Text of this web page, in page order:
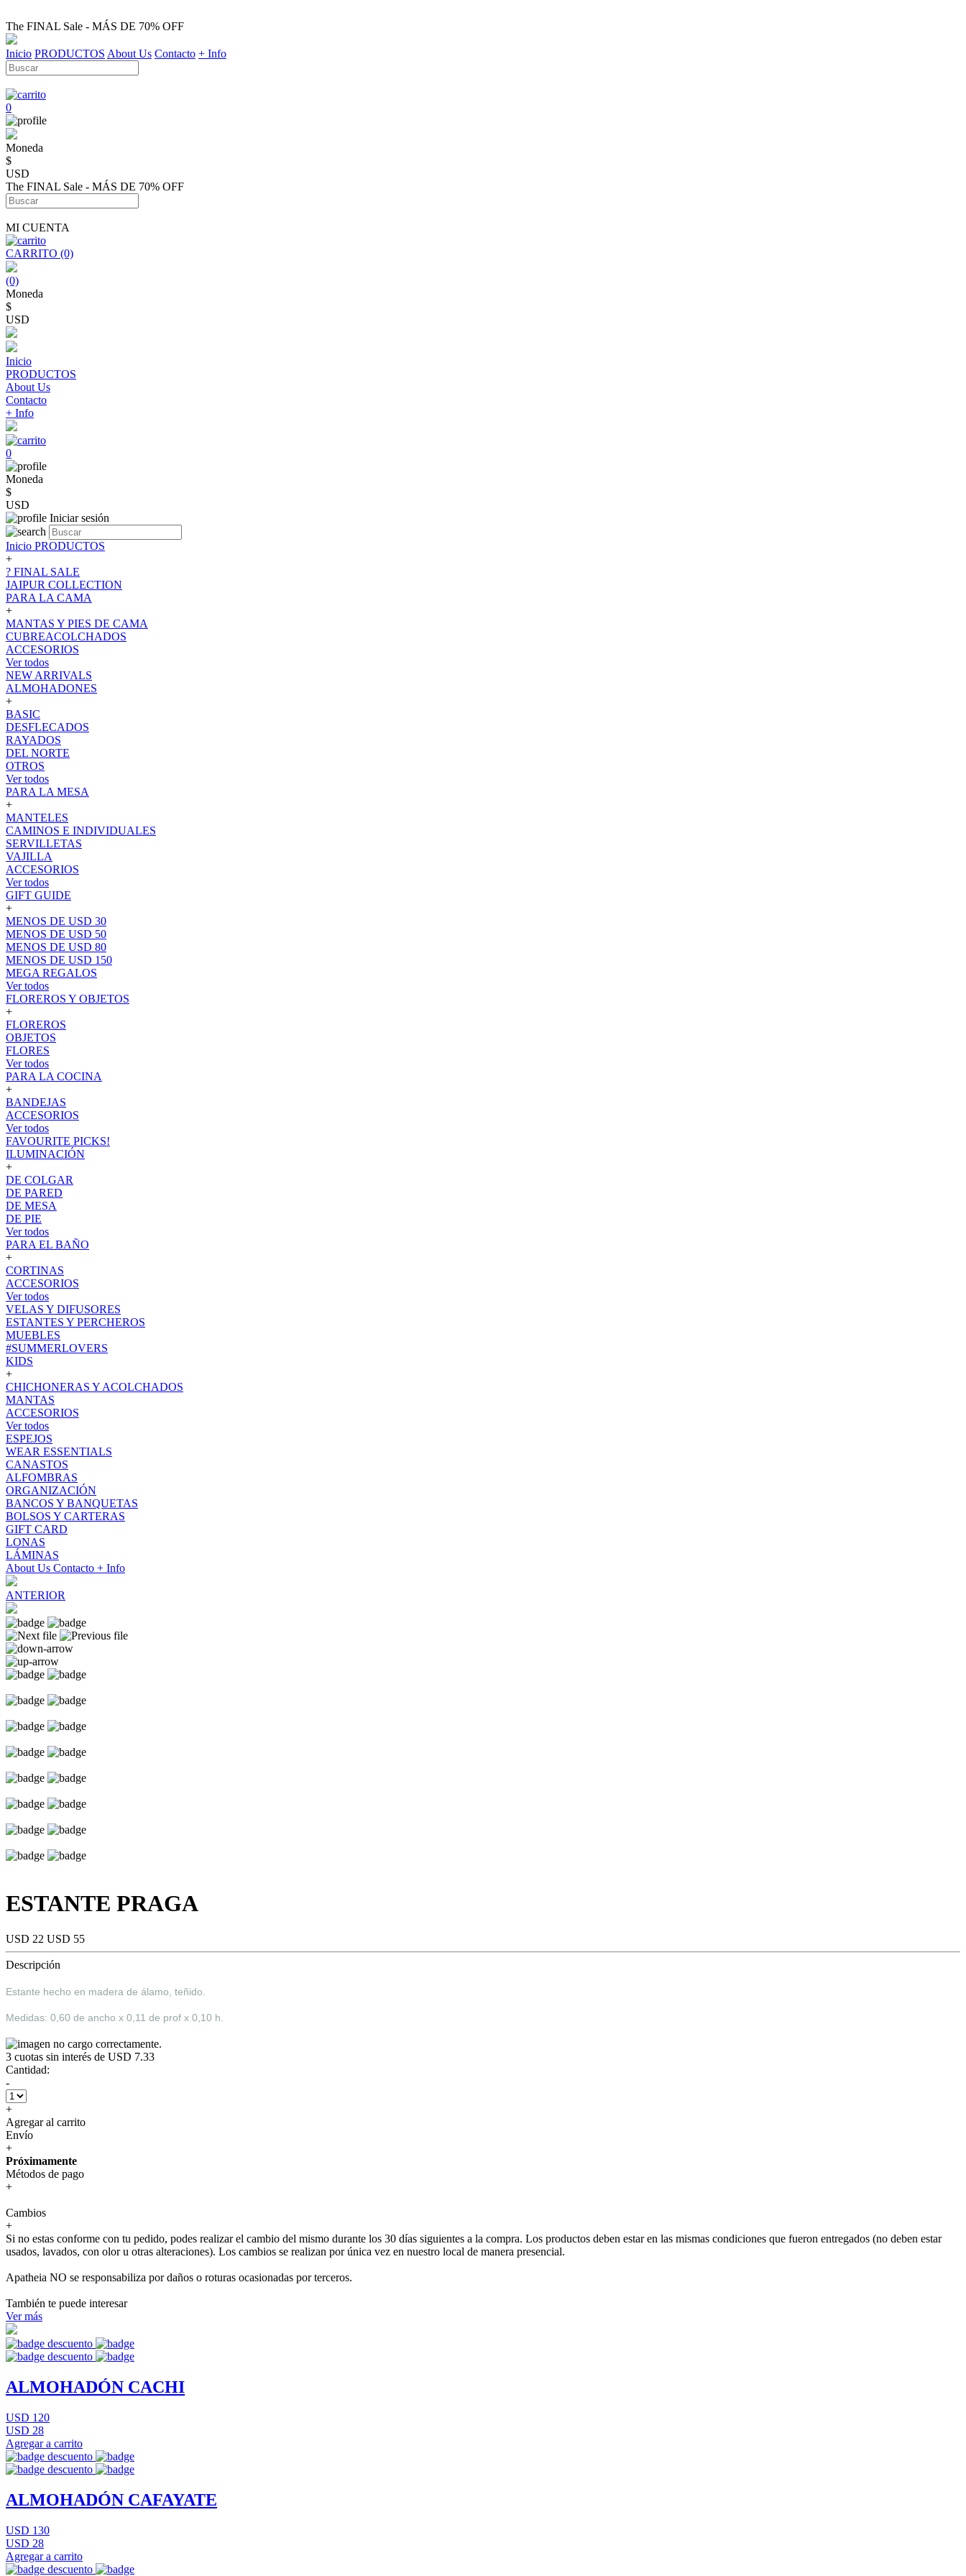
The FINAL Sale - MÁS DE 70% OFF
Inicio PRODUCTOS About Us Contacto + Info
0
Moneda
$
USD
The FINAL Sale - MÁS DE 70% OFF
MI CUENTA
CARRITO (0)
(0)
Moneda
$
USD
Inicio
PRODUCTOS
About Us
Contacto
+ Info
0
Moneda
$
USD
Iniciar sesión
Inicio PRODUCTOS
+
? FINAL SALE
JAIPUR COLLECTION
PARA LA CAMA
+
MANTAS Y PIES DE CAMA
CUBREACOLCHADOS
ACCESORIOS
Ver todos
NEW ARRIVALS
ALMOHADONES
+
BASIC
DESFLECADOS
RAYADOS
DEL NORTE
OTROS
Ver todos
PARA LA MESA
+
MANTELES
CAMINOS E INDIVIDUALES
SERVILLETAS
VAJILLA
ACCESORIOS
Ver todos
GIFT GUIDE
+
MENOS DE USD 30
MENOS DE USD 50
MENOS DE USD 80
MENOS DE USD 150
MEGA REGALOS
Ver todos
FLOREROS Y OBJETOS
+
FLOREROS
OBJETOS
FLORES
Ver todos
PARA LA COCINA
+
BANDEJAS
ACCESORIOS
Ver todos
FAVOURITE PICKS!
ILUMINACIÓN
+
DE COLGAR
DE PARED
DE MESA
DE PIE
Ver todos
PARA EL BAÑO
+
CORTINAS
ACCESORIOS
Ver todos
VELAS Y DIFUSORES
ESTANTES Y PERCHEROS
MUEBLES
#SUMMERLOVERS
KIDS
+
CHICHONERAS Y ACOLCHADOS
MANTAS
ACCESORIOS
Ver todos
ESPEJOS
WEAR ESSENTIALS
CANASTOS
ALFOMBRAS
ORGANIZACIÓN
BANCOS Y BANQUETAS
BOLSOS Y CARTERAS
GIFT CARD
LONAS
LÁMINAS
About Us Contacto + Info
ANTERIOR
ESTANTE PRAGA
USD 22 USD 55
Descripción
Estante hecho en madera de álamo, teñido.
Medidas: 0,60 de ancho x 0,11 de prof x 0,10 h.
3 cuotas sin interés de USD 7.33
Cantidad:
-
+
Agregar al carrito
Envío
+
Próximamente
Métodos de pago
+
Cambios
+
Si no estas conforme con tu pedido, podes realizar el cambio del mismo durante los 30 días siguientes a la compra. Los productos deben estar en las mismas condiciones que fueron entregados (no deben estar
usados, lavados, con olor u otras alteraciones). Los cambios se realizan por única vez en nuestro local de manera presencial.
Apatheia NO se responsabiliza por daños o roturas ocasionadas por terceros.
También te puede interesar
Ver más
ALMOHADÓN CACHI
USD 120
USD 28
Agregar a carrito
ALMOHADÓN CAFAYATE
USD 130
USD 28
Agregar a carrito